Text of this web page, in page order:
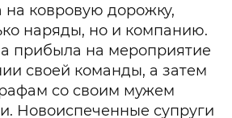
ковровую дорожку,
наряды, но и компанию.
прибыла на мероприятие
своей команды, а затем
со своим мужем
Новоиспеченные супруги